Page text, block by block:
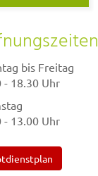
bis Freitag
- 18.30 Uhr
- 13.00 Uhr